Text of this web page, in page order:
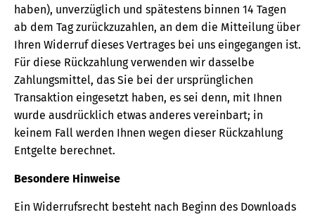
haben), unverzüglich und spätestens binnen 14 Tagen
ab dem Tag zurückzuzahlen, an dem die Mitteilung über
Ihren Widerruf dieses Vertrages bei uns eingegangen ist.
Für diese Rückzahlung verwenden wir dasselbe
Zahlungsmittel, das Sie bei der ursprünglichen
Transaktion eingesetzt haben, es sei denn, mit Ihnen
wurde ausdrücklich etwas anderes vereinbart; in
keinem Fall werden Ihnen wegen dieser Rückzahlung
Entgelte berechnet.
Besondere Hinweise
Ein Widerrufsrecht besteht nach Beginn des Downloads